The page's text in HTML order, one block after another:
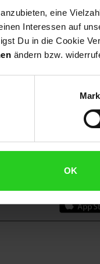
eine
Interessen auf
Du in die Cookie
ändern bzw.
OK
NettoKOM